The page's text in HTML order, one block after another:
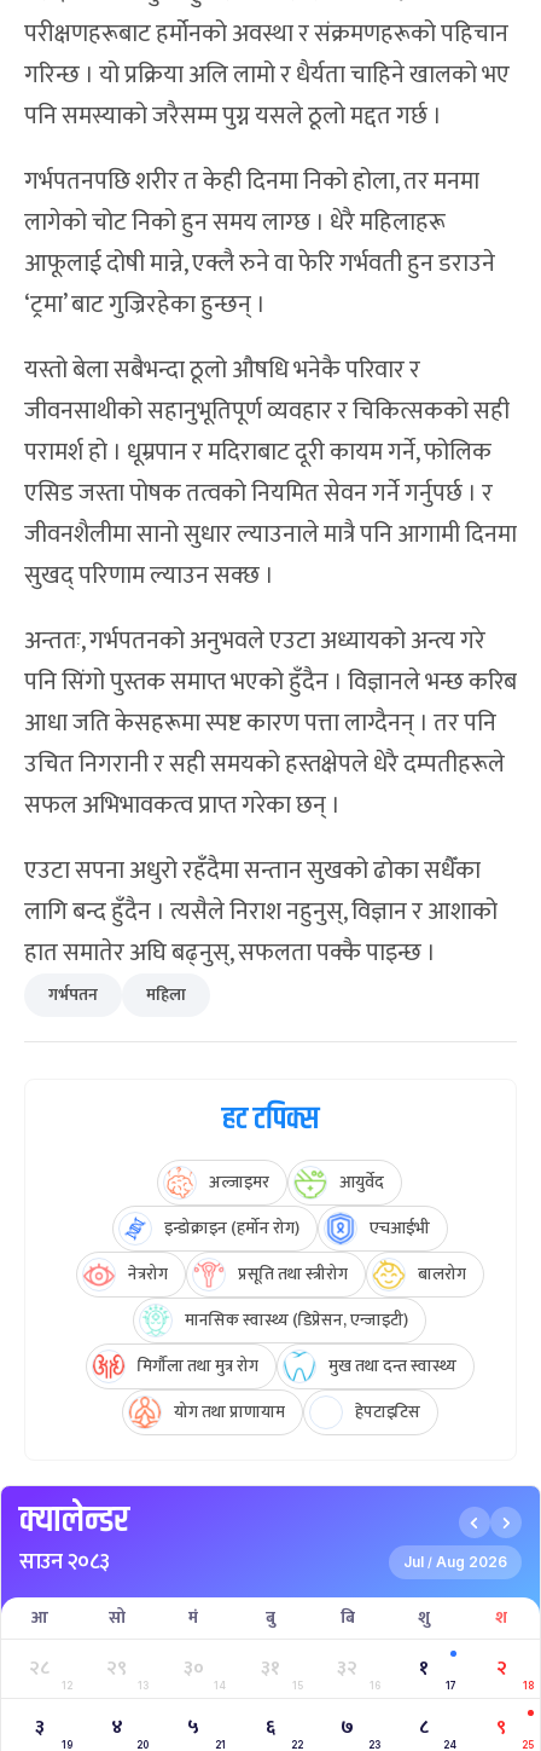
परीक्षणहरूबाट हर्मोनको अवस्था र संक्रमणहरूको पहिचान
गरिन्छ । यो प्रक्रिया अलि लामो र धैर्यता चाहिने खालको भए
पनि समस्याको जरैसम्म पुग्न यसले ठूलो मद्दत गर्छ ।
गर्भपतनपछि शरीर त केही दिनमा निको होला, तर मनमा
लागेको चोट निको हुन समय लाग्छ । धेरै महिलाहरू
आफूलाई दोषी मान्ने, एक्लै रुने वा फेरि गर्भवती हुन डराउने
‘ट्रमा’ बाट गुज्रिरहेका हुन्छन् ।
यस्तो बेला सबैभन्दा ठूलो औषधि भनेकै परिवार र
जीवनसाथीको सहानुभूतिपूर्ण व्यवहार र चिकित्सकको सही
परामर्श हो । धूम्रपान र मदिराबाट दूरी कायम गर्ने, फोलिक
एसिड जस्ता पोषक तत्वको नियमित सेवन गर्ने गर्नुपर्छ । र
जीवनशैलीमा सानो सुधार ल्याउनाले मात्रै पनि आगामी दिनमा
सुखद् परिणाम ल्याउन सक्छ ।
अन्ततः, गर्भपतनको अनुभवले एउटा अध्यायको अन्त्य गरे
पनि सिंगो पुस्तक समाप्त भएको हुँदैन । विज्ञानले भन्छ करिब
आधा जति केसहरूमा स्पष्ट कारण पत्ता लाग्दैनन् । तर पनि
उचित निगरानी र सही समयको हस्तक्षेपले धेरै दम्पतीहरूले
सफल अभिभावकत्व प्राप्त गरेका छन् ।
एउटा सपना अधुरो रहँदैमा सन्तान सुखको ढोका सधैँका
लागि बन्द हुँदैन । त्यसैले निराश नहुनुस्, विज्ञान र आशाको
हात समातेर अघि बढ्नुस्, सफलता पक्कै पाइन्छ ।
गर्भपतन महिला
हट टपिक्स
अल्जाइमर
आयुर्वेद
इन्डोक्राइन (हर्मोन रोग)
एचआईभी
नेत्ररोग
प्रसूति तथा स्त्रीरोग
बालरोग
मानसिक स्वास्थ्य (डिप्रेसन, एन्जाइटी)
मिर्गौला तथा मुत्र रोग
मुख तथा दन्त स्वास्थ्य
योग तथा प्राणायाम
हेपटाइटिस
क्यालेन्डर
साउन २०८३ Jul / Aug 2026
आ सो मं बु बि शु श
२८
12
२९
13
३०
14
३१
15
३२
16
१
17
२
18
३
19
४
20
५
21
६
22
७
23
८
24
९
25